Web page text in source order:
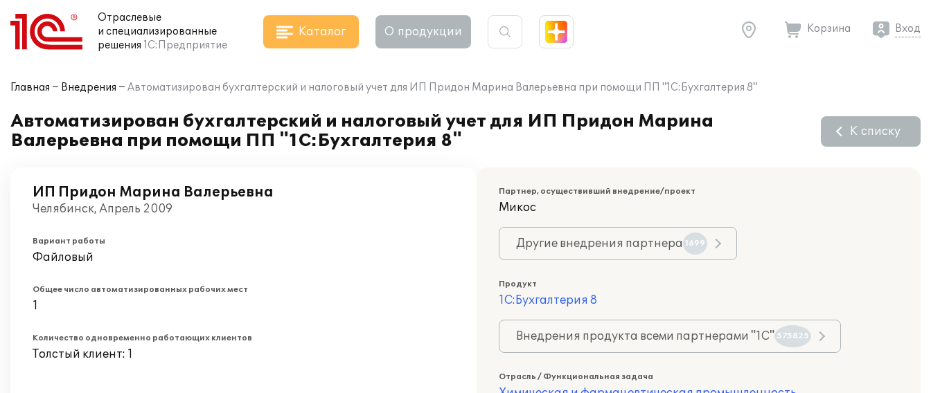
Отраслевые
и специализированные
решения 1С:Предприятие
Каталог О продукции Корзина Вход
Главная Внедрения Автоматизирован бухгалтерский и налоговый учет для ИП Придон Марина Валерьевна при помощи ПП "1С:Бухгалтерия 8"
Автоматизирован бухгалтерский и налоговый учет для ИП Придон Марина
Валерьевна при помощи ПП "1С:Бухгалтерия 8"
К списку
ИП Придон Марина Валерьевна
Челябинск, Апрель 2009
Вариант работы
Файловый
Общее число автоматизированных рабочих мест
1
Количество одновременно работающих клиентов
Толстый клиент: 1
Партнер, осуществивший внедрение/проект
Микос
Другие внедрения партнера 1699
Продукт
1С:Бухгалтерия 8
Внедрения продукта всеми партнерами "1С" 575825
Отрасль / Функциональная задача